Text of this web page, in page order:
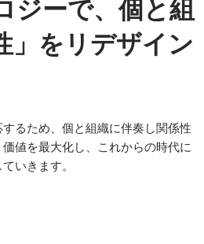
ジーで、個と組
」をリデザイン
るため、個と組織に伴奏し関係性
値を最大化し、これからの時代に
いきます。